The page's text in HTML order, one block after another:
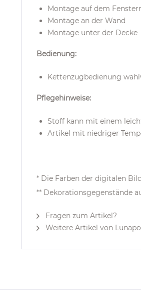
Montage auf dem
Montage an der Wand
Montage unter der Decke
Bedienung:
Kettenzugbedienung
Pflegehinweise:
Stoff kann mit einem
Artikel mit niedriger
* Die Farben der digitalen
** Dekorationsgegenstände
Fragen zum Artikel?
Weitere Artikel von